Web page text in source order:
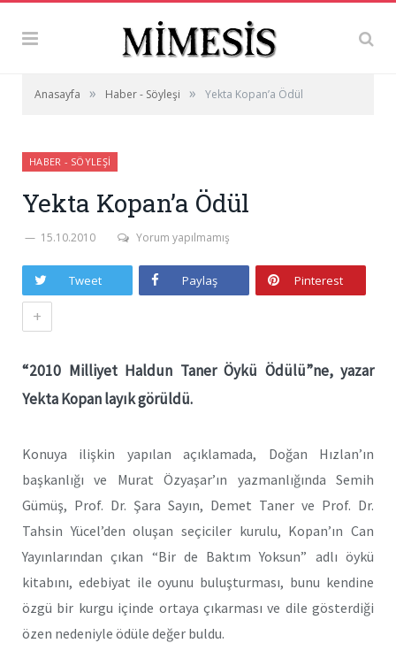
Anasayfa » Haber - Söyleşi » Yekta Kopan’a Ödül
HABER - SÖYLEŞI
Yekta Kopan’a Ödül
15.10.2010 Yorum yapılmamış
Tweet Paylaş Pinterest
+
“2010 Milliyet Haldun Taner Öykü Ödülü”ne, yazar
Yekta Kopan layık görüldü.
Konuya ilişkin yapılan açıklamada, Doğan Hızlan’ın
başkanlığı ve Murat Özyaşar’ın yazmanlığında Semih
Gümüş, Prof. Dr. Şara Sayın, Demet Taner ve Prof. Dr.
Tahsin Yücel’den oluşan seçiciler kurulu, Kopan’ın Can
Yayınlarından çıkan “Bir de Baktım Yoksun” adlı öykü
kitabını, edebiyat ile oyunu buluşturması, bunu kendine
özgü bir kurgu içinde ortaya çıkarması ve dile gösterdiği
özen nedeniyle ödüle değer buldu.